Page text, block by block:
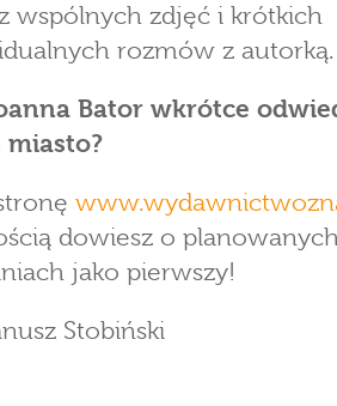
wspólnych zdjęć i krótkich
rozmów z autorką.
Bator wkrótce
miasto?
dowiesz o
jako pierwszy!
Stobiński